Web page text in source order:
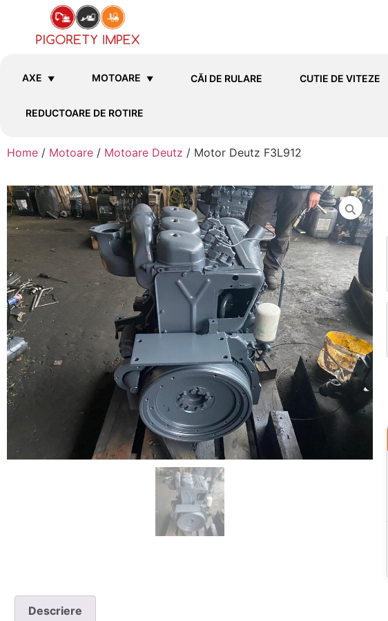
AXE MOTOARE CĂI DE RULARE CUTIE DE VITEZE
REDUCTOARE DE ROTIRE
Home / Motoare / Motoare Deutz / Motor Deutz F3L912
Descriere